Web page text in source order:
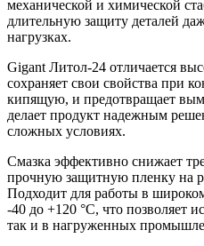
механической и химической
длительную защиту деталей
нагрузках.
Gigant Литол-24 отличается
сохраняет свои свойства при
кипящую, и предотвращает
делает продукт надежным
сложных условиях.
Смазка эффективно снижает
прочную защитную пленку на
Подходит для работы в
-40 до +120 °C, что позволяет
так и в нагруженных